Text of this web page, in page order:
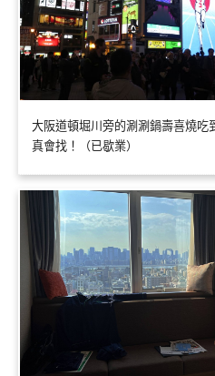
大阪道頓堀川旁的涮涮鍋壽喜燒吃
真會找！（已歇業）